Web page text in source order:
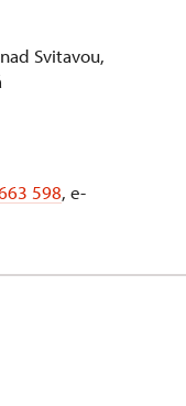
Svitavou,
598, e-